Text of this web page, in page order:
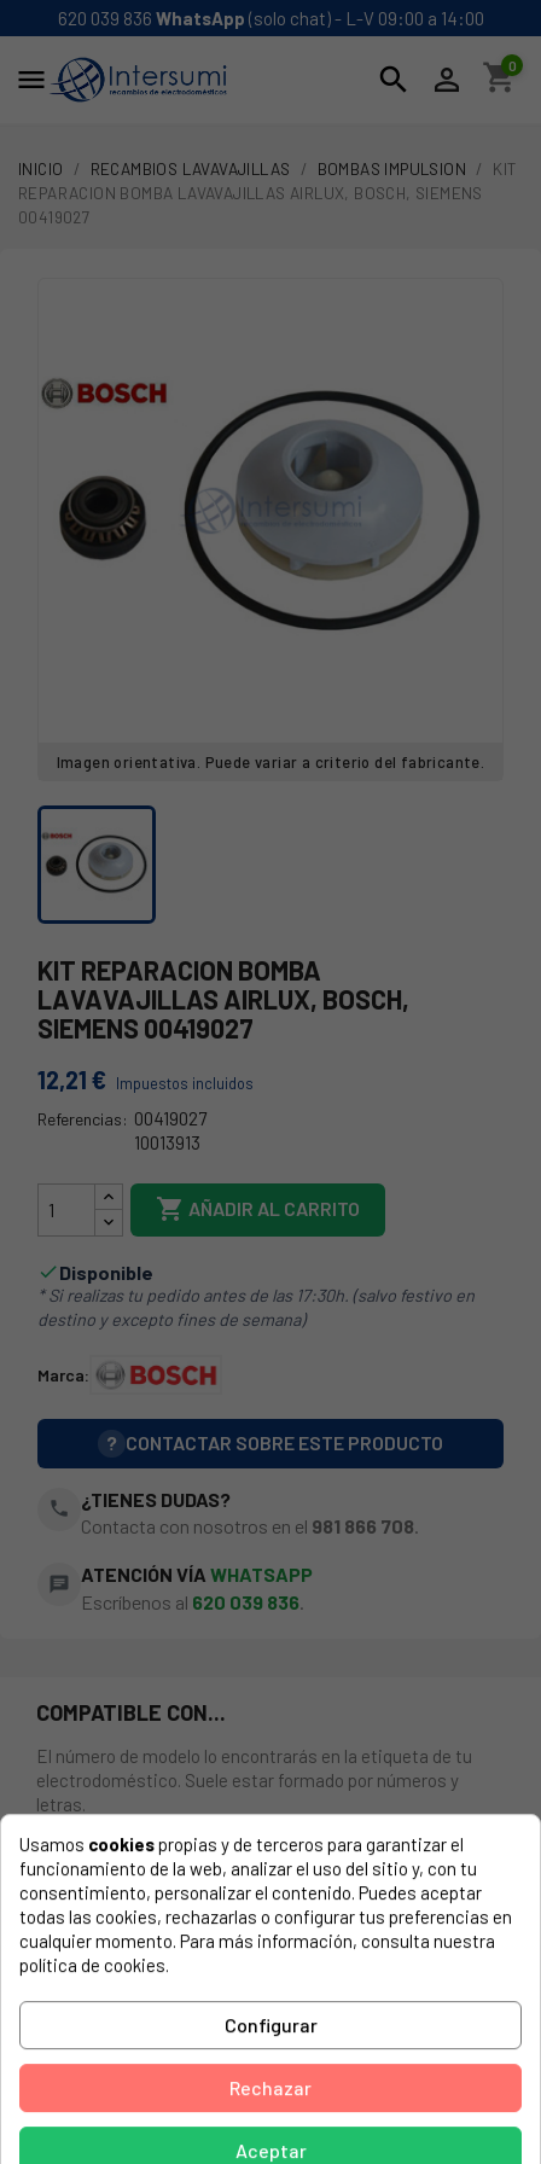
620 039 836 WhatsApp (solo chat) - L-V 09:00 a 14:00
 search  shopping_cart
0
INICIO RECAMBIOS LAVAVAJILLAS BOMBAS IMPULSION
KIT
REPARACION BOMBA LAVAVAJILLAS AIRLUX, BOSCH, SIEMENS
00419027
Imagen orientativa. Puede variar a criterio del fabricante.
KIT REPARACION BOMBA
LAVAVAJILLAS AIRLUX, BOSCH,
SIEMENS 00419027
12,21 € Impuestos incluidos
Referencias: 00419027
10013913
 AÑADIR AL CARRITO
Disponible
* Si realizas tu pedido antes de las 17:30h. (salvo festivo en
destino y excepto fines de semana)
Marca:
? CONTACTAR SOBRE ESTE PRODUCTO
phone
¿TIENES DUDAS?
Contacta con nosotros en el 981 866 708.
chat ATENCIÓN VÍA WHATSAPP
Escríbenos al 620 039 836
COMPATIBLE CON...
El número de modelo lo encontrarás en la etiqueta de tu
electrodoméstico. Suele estar formado por números y
letras.
KIT REPARACION BOMBA LAVAVAJILLAS AIRLUX, BOSCH,
SIEMENS.
AIRLUX, LV15E
AIRLUX, LV15H
Usamos cookiespropias y de terceros para garantizar el
funcionamiento de la web, analizar el uso del sitio y, con tu
consentimiento, personalizar el contenido. Puedes aceptar
todas las cookies, rechazarlas o configurar tus preferencias en
cualquier momento. Para más información, consulta nuestra
política de cookies.
Configurar
Rechazar
Aceptar